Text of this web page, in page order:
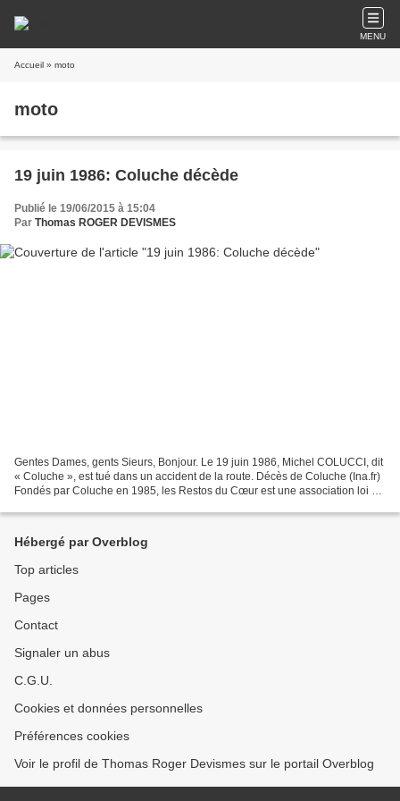
MENU
Accueil » moto
moto
19 juin 1986: Coluche décède
Publié le 19/06/2015 à 15:04
Par Thomas ROGER DEVISMES
Gentes Dames, gents Sieurs, Bonjour. Le 19 juin 1986, Michel COLUCCI, dit
« Coluche », est tué dans un accident de la route. Décès de Coluche (Ina.fr)
Fondés par Coluche en 1985, les Restos du Cœur est une association loi de
Hébergé par Overblog
Top articles
Pages
Contact
Signaler un abus
C.G.U.
Cookies et données personnelles
Préférences cookies
Voir le profil de Thomas Roger Devismes sur le portail Overblog